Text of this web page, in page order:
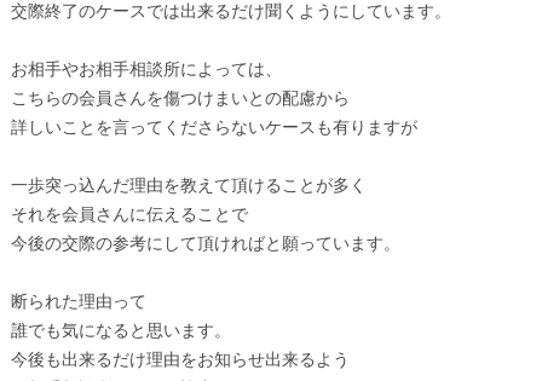
交際終了のケースでは出来るだけ聞くようにしています。
お相手やお相手相談所によっては、
こちらの会員さんを傷つけまいとの配慮から
詳しいことを言ってくださらないケースも有りますが
一歩突っ込んだ理由を教えて頂けることが多く
それを会員さんに伝えることで
今後の交際の参考にして頂ければと願っています。
断られた理由って
誰でも気になると思います。
今後も出来るだけ理由をお知らせ出来るよう